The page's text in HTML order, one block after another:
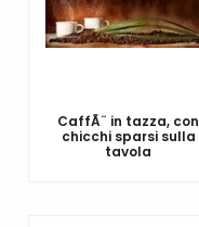
CaffÃ¨ in tazza, con
chicchi sparsi sulla
tavola